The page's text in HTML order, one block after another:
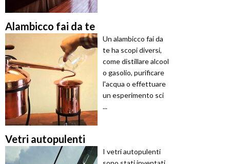
Alambicco fai da te
Un alambicco fai da
te ha scopi diversi,
come distillare alcool
o gasolio, purificare
l'acqua o effettuare
un esperimento sci
...
Vetri autopulenti
I vetri autopulenti